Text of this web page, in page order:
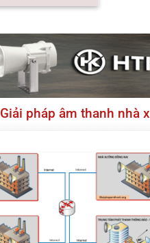
Giải pháp âm thanh nhà